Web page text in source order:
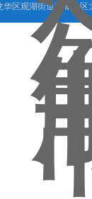
区观湖街道润城社区